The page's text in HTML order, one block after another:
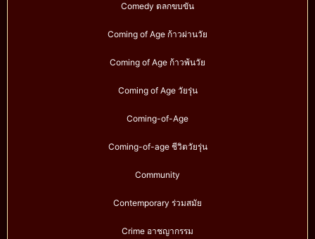
Comedy ตลกขบขัน
Coming of Age ก้าวผ่านวัย
Coming of Age ก้าวพ้นวัย
Coming of Age วัยรุ่น
Coming-of-Age
Coming-of-age ชีวิตวัยรุ่น
Community
Contemporary ร่วมสมัย
Crime อาชญากรรม